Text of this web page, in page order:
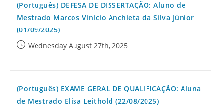
(Português) DEFESA DE DISSERTAÇÃO: Aluno de
Mestrado Marcos Vinício Anchieta da Silva Júnior
(01/09/2025)
Wednesday August 27th, 2025
(Português) EXAME GERAL DE QUALIFICAÇÃO: Aluna
de Mestrado Elisa Leithold (22/08/2025)